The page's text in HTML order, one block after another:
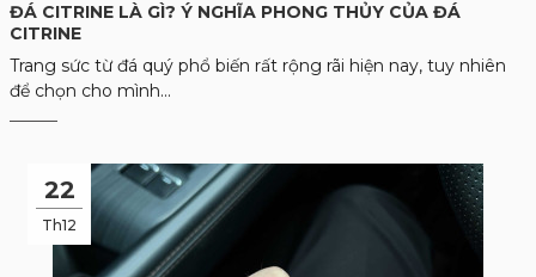
ĐÁ CITRINE LÀ GÌ? Ý NGHĨA PHONG THỦY CỦA ĐÁ
CITRINE
Trang sức từ đá quý phổ biến rất rộng rãi hiện nay, tuy nhiên
để chọn cho mình...
22
Th12